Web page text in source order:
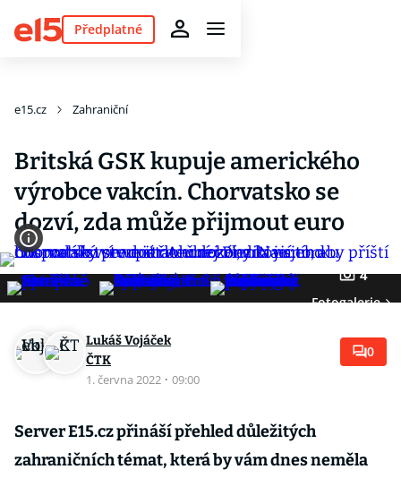
Předplatné
e15.cz Zahraniční
Britská GSK kupuje amerického
výrobce vakcín. Chorvatsko se
dozví, zda může přijmout euro
4
Fotogalerie
Lukáš Vojáček
ČTK
1. června 2022 · 09:00
0
Server E15.cz přináší přehled důležitých
zahraničních témat, která by vám dnes neměla